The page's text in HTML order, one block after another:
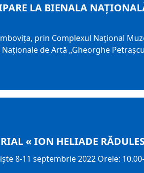
LA BIENALA
prin Complexul Național
de Artă „Gheorghe
« ION HELIADE
8-11 septembrie 2022 Orele: